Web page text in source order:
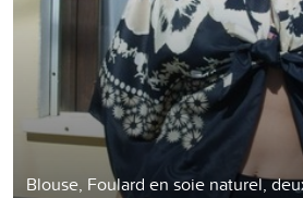
Blouse, Foulard en soie naturel,